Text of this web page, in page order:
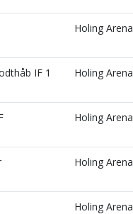
Holing Arena
IF 1 Holing Arena
Holing Arena
Holing Arena
Holing Arena